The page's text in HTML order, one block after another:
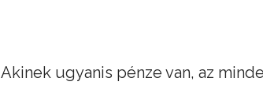
Akinek ugyanis pénze van, az